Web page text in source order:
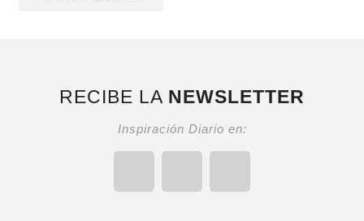
RECIBE LA NEWSLETTER
Inspiración Diario en: